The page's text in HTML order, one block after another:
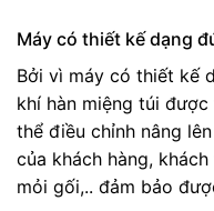
Máy có thiết kế dạng
Bởi vì máy có thiết kế
khí hàn miệng túi
thể điều chỉnh nâng
của khách hàng,
mỏi gối,.. đảm bảo